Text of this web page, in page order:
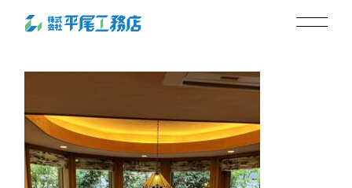
曲線(ダイニング)